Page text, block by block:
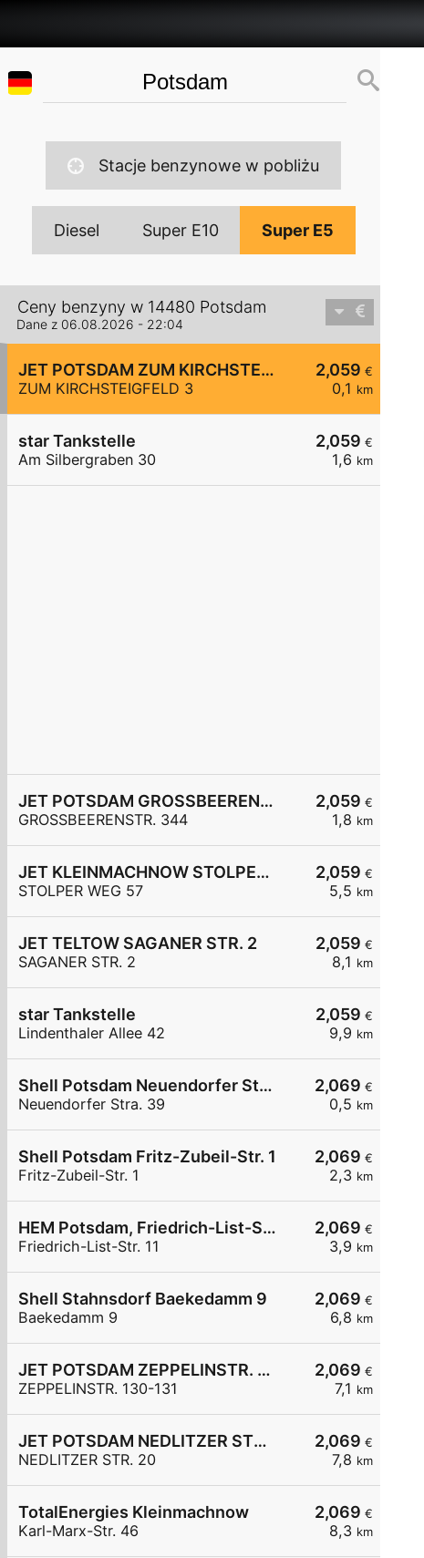
Stacje benzynowe w pobliżu
Diesel Super E10 Super E5
Ceny benzyny w 14480 Potsdam
Dane z 06.08.2026 - 22:04
2,059 €
0,1 km
JET POTSDAM ZUM KIRCHSTEIGFELD 3
ZUM KIRCHSTEIGFELD 3
2,059 €
1,6 km
star Tankstelle
Am Silbergraben 30
2,059 €
1,8 km
JET POTSDAM GROSSBEERENSTR. 344
GROSSBEERENSTR. 344
2,059 €
5,5 km
JET KLEINMACHNOW STOLPER WEG 57
STOLPER WEG 57
2,059 €
8,1 km
JET TELTOW SAGANER STR. 2
SAGANER STR. 2
2,059 €
9,9 km
star Tankstelle
Lindenthaler Allee 42
2,069 €
0,5 km
Shell Potsdam Neuendorfer Stra. 39
Neuendorfer Stra. 39
2,069 €
2,3 km
Shell Potsdam Fritz-Zubeil-Str. 1
Fritz-Zubeil-Str. 1
2,069 €
3,9 km
HEM Potsdam, Friedrich-List-Str. 11
Friedrich-List-Str. 11
2,069 €
6,8 km
Shell Stahnsdorf Baekedamm 9
Baekedamm 9
2,069 €
7,1 km
JET POTSDAM ZEPPELINSTR. 130-131
ZEPPELINSTR. 130-131
2,069 €
7,8 km
JET POTSDAM NEDLITZER STR. 20
NEDLITZER STR. 20
2,069 €
8,3 km
TotalEnergies Kleinmachnow
Karl-Marx-Str. 46